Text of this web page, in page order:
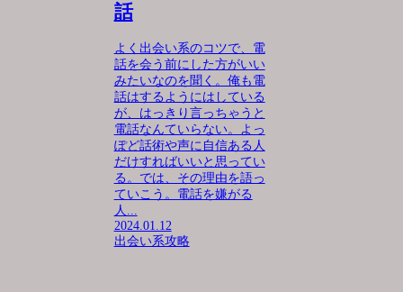
話
よく出会い系のコツで、電
話を会う前にした方がいい
みたいなのを聞く。俺も電
話はするようにはしている
が、はっきり言っちゃうと
電話なんていらない。よっ
ぽど話術や声に自信ある人
だけすればいいと思ってい
る。では、その理由を語っ
ていこう。電話を嫌がる
人...
2024.01.12
出会い系攻略